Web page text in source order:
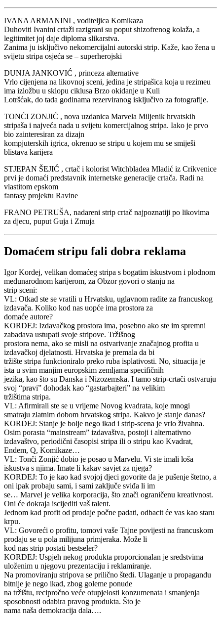
IVANA ARMANINI , voditeljica Komikaza
Duhoviti Ivanini crtaži razigrani su poput shizofrenog kolaža, a
legitimitet joj daje diploma slikarstva.
Zanima ju isključivo nekomercijalni autorski strip. Kaže, kao žena u
svijetu stripa osjeća se – superherojski
DUNJA JANKOVIĆ , princeza alternative
Vrlo cijenjena na likovnoj sceni, jedina je stripašica koja u rezimeu
ima izložbu u sklopu ciklusa Brzo okidanje u Kuli
Lotršćak, do tada godinama rezerviranog isključivo za fotografije.
TONĆI ZONJIĆ , nova uzdanica Marvela Miljenik hrvatskih
stripaša i najveća nada u svijetu komercijalnog stripa. Iako je prvo
bio zainteresiran za dizajn
kompjuterskih igrica, okrenuo se stripu u kojem mu se smiješi
blistava karijera
STJEPAN ŠEJIĆ , crtač i kolorist Witchbladea Mladić iz Crikvenice
prvi je domaći predstavnik internetske generacije crtača. Radi na
vlastitom epskom
fantasy projektu Ravine
FRANO PETRUŠA, nadareni strip crtač najpoznatiji po likovima
za djecu, puput Guja i Zmuja
Domaćem stripu fali dobra reklama
Igor Kordej, velikan domaćeg stripa s bogatim iskustvom i plodnom
međunarodnom karijerom, za Obzor govori o stanju na
strip sceni:
VL: Otkad ste se vratili u Hrvatsku, uglavnom radite za francuskog
izdavača. Koliko kod nas uopće ima prostora za
domaće autore?
KORDEJ: Izdavačkog prostora ima, posebno ako ste im spremni
zabadava ustupati svoje stripove. Tržišnog
prostora nema, ako se misli na ostvarivanje značajnog profita u
izdavačkoj djelatnosti. Hrvatska je premala da bi
tržište stripa funkcioniralo preko ruba isplativosti. No, situacija je
ista u svim manjim europskim zemljama specifičnih
jezika, kao što su Danska i Nizozemska. I tamo strip-crtači ostvaruju
svoj “pravi” dohodak kao “gastarbajteri” na velikim
tržištima stripa.
VL: Afirmirali ste se u vrijeme Novog kvadrata, koje mnogi
smatraju zlatnim dobom hrvatskog stripa. Kakvo je stanje danas?
KORDEJ: Stanje je bolje nego ikad i strip-scena je vrlo živahna.
Osim porasta “mainstream” izdavaštva, postoji i alternativno
izdavaštvo, periodični časopisi stripa ili o stripu kao Kvadrat,
Endem, Q, Komikaze…
VL: Tonči Zonjić dobio je posao u Marvelu. Vi ste imali loša
iskustva s njima. Imate li kakav savjet za njega?
KORDEJ: To je kao kad svojoj djeci govorite da je pušenje štetno, a
oni ipak probaju sami, i sami zaključe sviđa li im
se… Marvel je velika korporacija, što znači ograničenu kreativnost.
Oni će dokraja iscijediti vaš talent.
Jednom kad profit od prodaje počne padati, odbacit će vas kao staru
krpu.
VL: Govoreći o profitu, tomovi vaše Tajne povijesti na francuskom
prodaju se u pola milijuna primjeraka. Može li
kod nas strip postati bestseler?
KORDEJ: Uspjeh nekog produkta proporcionalan je sredstvima
uloženim u njegovu prezentaciju i reklamiranje.
Na promoviranju stripova se prilično štedi. Ulaganje u propagandu
bitnije je nego ikad, zbog goleme ponude
na tržištu, recipročno veće otupjelosti konzumenata i smanjenja
sposobnosti odabira pravog produkta. Što je
nama naša demokracija dala….